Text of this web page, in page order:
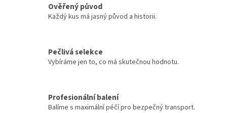
Ověřený původ
Každý kus má jasný původ a historii.
Pečlivá selekce
Vybíráme jen to, co má skutečnou hodnotu.
Profesionální balení
Balíme s maximální péčí pro bezpečný transport.